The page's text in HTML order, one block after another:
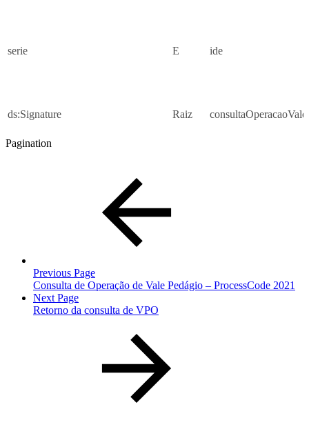
serie E ide
ds:Signature Raiz
Pagination
Previous Page
Consulta de Operação de Vale Pedágio – ProcessCode 2021
Next Page
Retorno da consulta de VPO